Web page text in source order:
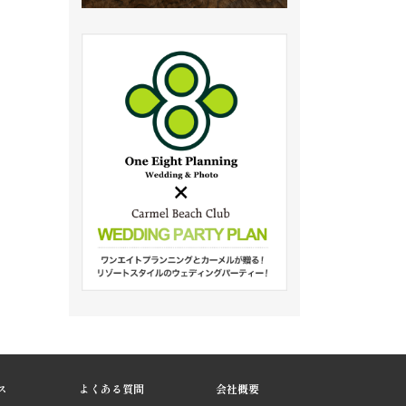
よくある質問 会社概要